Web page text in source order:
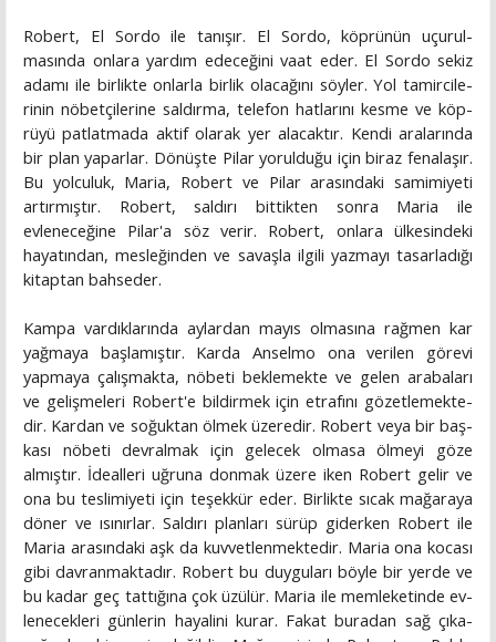
Robert, El Sordo ile tanışır. El Sordo, köprünün uçurul-
masında onlara yardım edeceğini vaat eder. El Sordo sekiz
adamı ile birlikte onlarla birlik olacağını söyler. Yol tamircile­
rinin nöbetçilerine saldırma, telefon hatlarını kesme ve köp­
rüyü patlatmada aktif olarak yer alacaktır. Kendi aralarında
bir plan yaparlar. Dönüşte Pilar yorulduğu için biraz fenalaşır.
Bu yolculuk, Maria, Robert ve Pilar arasındaki samimiyeti
artırmıştır. Robert, saldırı bittikten sonra Maria ile
evleneceği­ne Pilar'a söz verir. Robert, onlara ülkesindeki
hayatından, mesleğinden ve savaşla ilgili yazmayı tasarladığı
kitaptan bahseder.
Kampa vardıklarında aylardan mayıs olmasına rağmen kar
yağmaya başlamıştır. Karda Anselmo ona verilen görevi
yapmaya çalışmakta, nöbeti beklemekte ve gelen arabaları
ve gelişmeleri Robert'e bildirmek için etrafını gözetlemekte­
dir. Kardan ve soğuktan ölmek üzeredir. Robert veya bir baş­
kası nöbeti devralmak için gelecek olmasa ölmeyi göze
almıştır. İdealleri uğruna donmak üzere iken Robert gelir ve
ona bu teslimiyeti için teşekkür eder. Birlikte sıcak mağaraya
döner ve ısınırlar. Saldırı planları sürüp giderken Robert ile
Maria arasındaki aşk da kuvvetlenmektedir. Maria ona kocası
gibi davranmaktadır. Robert bu duyguları böyle bir yerde ve
bu kadar geç tattığına çok üzülür. Maria ile memleketinde ev­
lenecekleri günlerin hayalini kurar. Fakat buradan sağ çıka­